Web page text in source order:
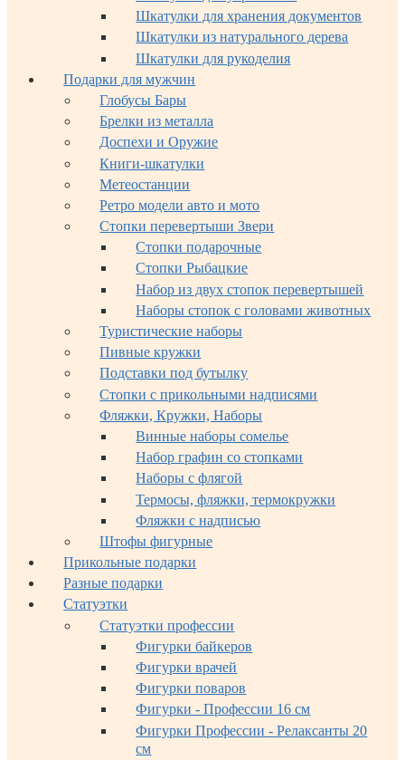
Шкатулки для хранения документов
Шкатулки из натурального дерева
Шкатулки для рукоделия
Подарки для мужчин
Глобусы Бары
Брелки из металла
Доспехи и Оружие
Книги-шкатулки
Метеостанции
Ретро модели авто и мото
Стопки перевертыши Звери
Стопки подарочные
Стопки Рыбацкие
Набор из двух стопок перевертышей
Наборы стопок с головами животных
Туристические наборы
Пивные кружки
Подставки под бутылку
Стопки с прикольными надписями
Фляжки, Кружки, Наборы
Винные наборы сомелье
Набор графин со стопками
Наборы с флягой
Термосы, фляжки, термокружки
Фляжки с надписью
Штофы фигурные
Прикольные подарки
Разные подарки
Статуэтки
Статуэтки профессии
Фигурки байкеров
Фигурки врачей
Фигурки поваров
Фигурки - Профессии 16 см
Фигурки Профессии - Релаксанты 20
см